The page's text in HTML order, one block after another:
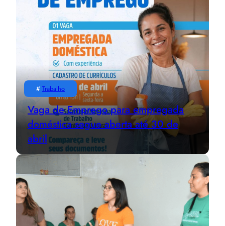
# Trabalho
Vaga de Emprego para empregada
doméstica segue aberta até 30 de
abril